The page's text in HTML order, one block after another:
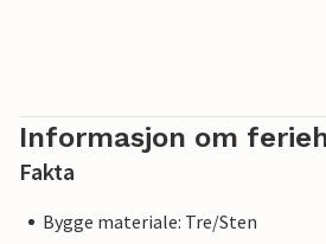
Informasjon om
Fakta
Bygge materiale: Tre/Sten